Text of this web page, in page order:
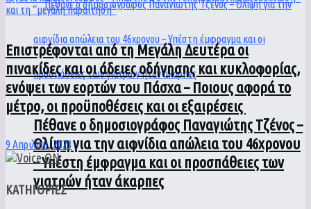
Πέθανε ο δημοσιογράφος Παναγιώτης Τζένος –
Θλίψη για την αιφνίδια απώλεια του 46χρονου
– Υπέστη έμφραγμα και οι προσπάθειες των
γιατρών ήταν άκαρπες
Επιστρέφονται από τη Μεγάλη Δευτέρα οι
πινακίδες και οι άδειες οδήγησης και κυκλοφορίας,
ενόψει των εορτών του Πάσχα – Ποιους αφορά το
μέτρο, οι προϋποθέσεις και οι εξαιρέσεις
9 Απριλίου, 2023
ΚΑΤΗΓΟΡΙΕΣ